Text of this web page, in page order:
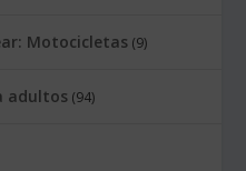
Motocicletas (9)
adultos (94)